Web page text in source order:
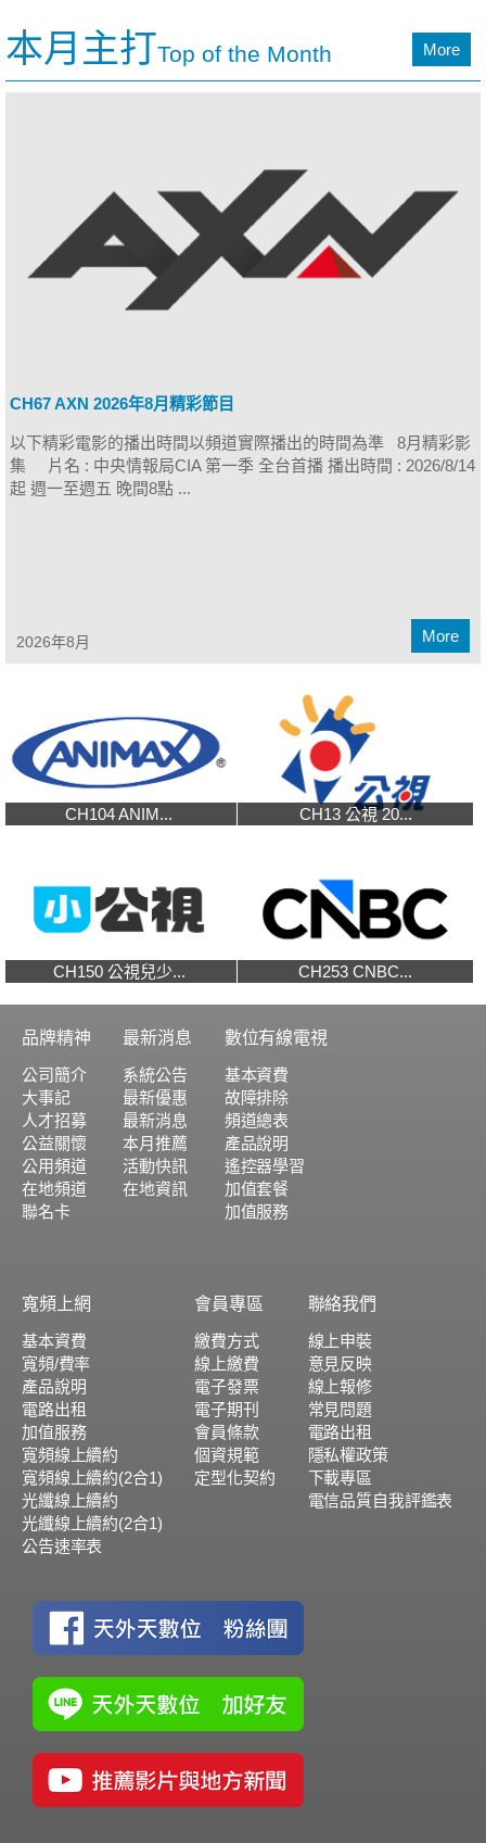
本月主打Top of the Month More
CH67 AXN 2026年8月精彩節目
以下精彩電影的播出時間以頻道實際播出的時間為準 8月精彩影
集 片名 : 中央情報局CIA 第一季 全台首播 播出時間 : 2026/8/14
起 週一至週五 晚間8點 ...
2026年8月 More
CH104 ANIM... CH13 公視 20...
CH150 公視兒少... CH253 CNBC...
品牌精神
公司簡介
大事記
人才招募
公益關懷
公用頻道
在地頻道
聯名卡
最新消息
系統公告
最新優惠
最新消息
本月推薦
活動快訊
在地資訊
數位有線電視
基本資費
故障排除
頻道總表
產品說明
遙控器學習
加值套餐
加值服務
寬頻上網
基本資費
寬頻/費率
產品說明
電路出租
加值服務
寬頻線上續約
寬頻線上續約(2合1)
光纖線上續約
光纖線上續約(2合1)
公告速率表
會員專區
繳費方式
線上繳費
電子發票
電子期刊
會員條款
個資規範
定型化契約
聯絡我們
線上申裝
意見反映
線上報修
常見問題
電路出租
隱私權政策
下載專區
電信品質自我評鑑表